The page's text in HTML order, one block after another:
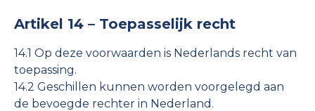
Artikel 14 – Toepasselijk recht
14.1 Op deze voorwaarden is Nederlands recht van
toepassing.
14.2 Geschillen kunnen worden voorgelegd aan
de bevoegde rechter in Nederland.